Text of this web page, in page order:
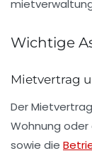
Wichtige
Mietvertrag
DerMietvertrag
Wohnung
sowie die